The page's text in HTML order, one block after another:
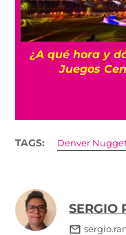
¿A qué hora y
Juegos
TAGS: Denver
SERGIO